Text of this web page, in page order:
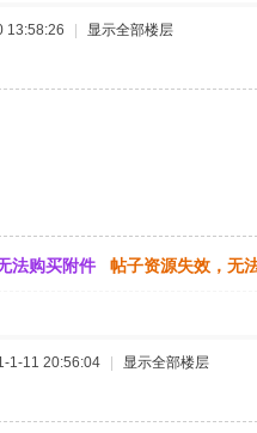
13:58:26 显示全部楼层
法购买附件 帖子资源失效，无
1-11 20:56:04 显示全部楼层